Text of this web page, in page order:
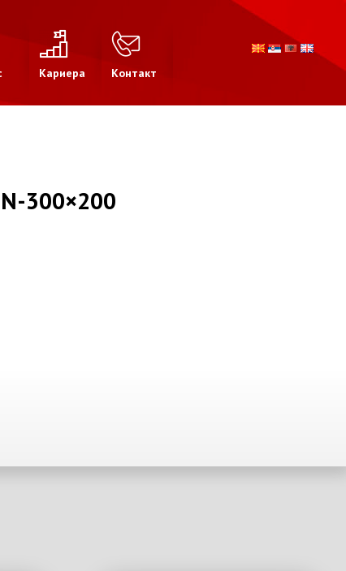
Кариера Контакт
300×200